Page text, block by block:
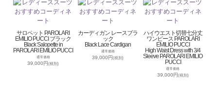
サロペット PAROLARI
EMILIO PUCCI ブラック
Black Salopette in
PAROLARI EMILIO PUCCI
通常価格
39,000円(税別)
カーディガン レースブラ
ック
Black Lace Cardigan
通常価格
39,000円(税別)
ハイウエスト切替七分丈
ワンピース PAROLARI
EMILIO PUCCI
High Waist Dress with 3/4
Sleeve PAROLARI EMILIO
PUCCI
通常価格
39,000円(税別)